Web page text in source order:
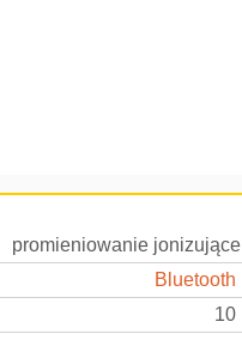
promieniowanie jonizujące
Bluetooth
10